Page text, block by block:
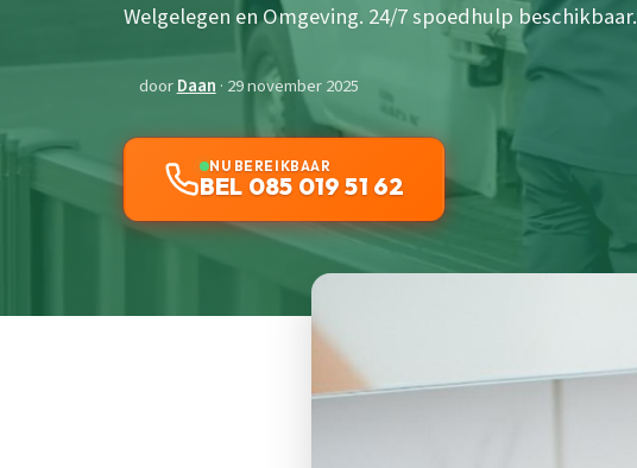
Welgelegen en Omgeving. 24/7 spoedhulp beschikbaar.
doorDaan · 29 november 2025
NU BEREIKBAAR
BEL 085 019 51 62